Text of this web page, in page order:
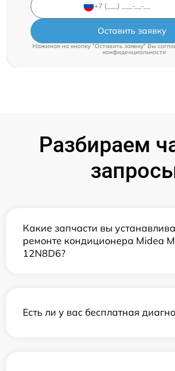
Оставить заявку
Нажимая на кнопку "Оставить заявку" Вы
конфиденциальности
Разбираем
Какие запчасти вы
ремонте кондиционера Midea
12N8D6?
Есть ли у вас бесплатная